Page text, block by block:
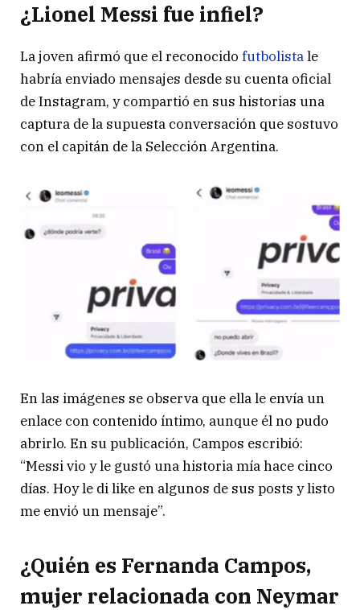
¿Lionel Messi fue infiel?
La joven afirmó que el reconocido futbolistale
habría enviado mensajes desde su cuenta oficial
de Instagram, y compartió en sus historias una
captura de la supuesta conversación que sostuvo
con el capitán de la Selección Argentina.
En las imágenes se observa que ella le envía un
enlace con contenido íntimo, aunque él no pudo
abrirlo. En su publicación, Campos escribió:
“Messi vio y le gustó una historia mía hace cinco
días. Hoy le di like en algunos de sus posts y listo
me envió un mensaje”.
¿Quién es Fernanda Campos,
mujer relacionada con Neymar